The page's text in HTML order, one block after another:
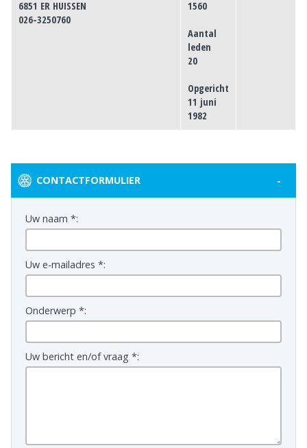
6851 ER HUISSEN
026-3250760
1560
Aantal
leden
20
Opgericht
11 juni
1982
CONTACTFORMULIER -
Uw naam *:
Uw e-mailadres *:
Onderwerp *:
Uw bericht en/of vraag *: